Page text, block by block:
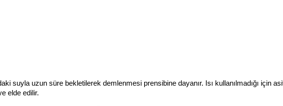
suyla uzun süre bekletilerek demlenmesi prensibine dayanır. Isı kullanılmadığı için
elde edilir.